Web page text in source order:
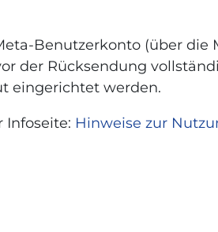
Benutzerkonto (über die
der Rücksendung
eingerichtet werden.
Infoseite: Hinweise zur